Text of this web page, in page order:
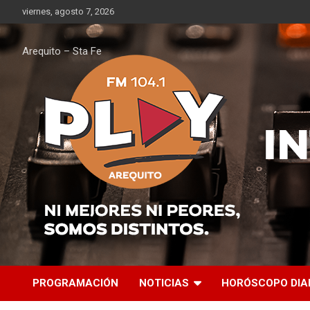
al
contenido
viernes, agosto 7, 2026
Arequito – Sta Fe
PROGRAMACIÓN NOTICIAS HORÓSCOPO